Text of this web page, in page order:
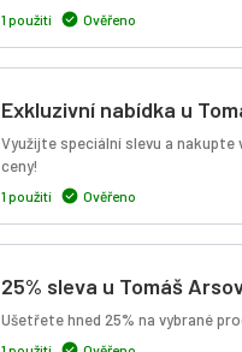
1 použití Ověřeno
Exkluzivní nabídka u
Využijte speciální slevu a
ceny!
1 použití Ověřeno
25% sleva u Tomáš
Ušetřete hned 25% na vybrané